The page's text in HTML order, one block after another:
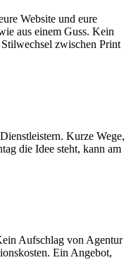
Website und eure
aus einem Guss. Kein
zwischen Print
Kurze Wege,
die Idee steht, kann am
Aufschlag von Agentur
Ein Angebot,